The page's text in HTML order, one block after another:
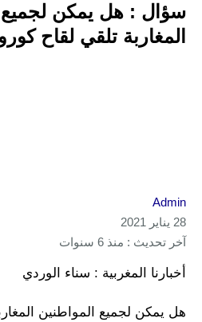
سؤال : هل يمكن لجميع
المغاربة تلقي لقاح
Admin
28 يناير 2021
آخر تحديث : منذ 6 سنوات
أخبارنا المغربية : سناء الوردي
هل يمكن لجميع المواطنين